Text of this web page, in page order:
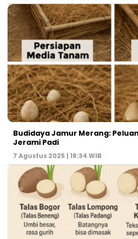
Budidaya Jamur Merang:
Jerami Padi
7 Agustus 2025 | 18:34 WIB